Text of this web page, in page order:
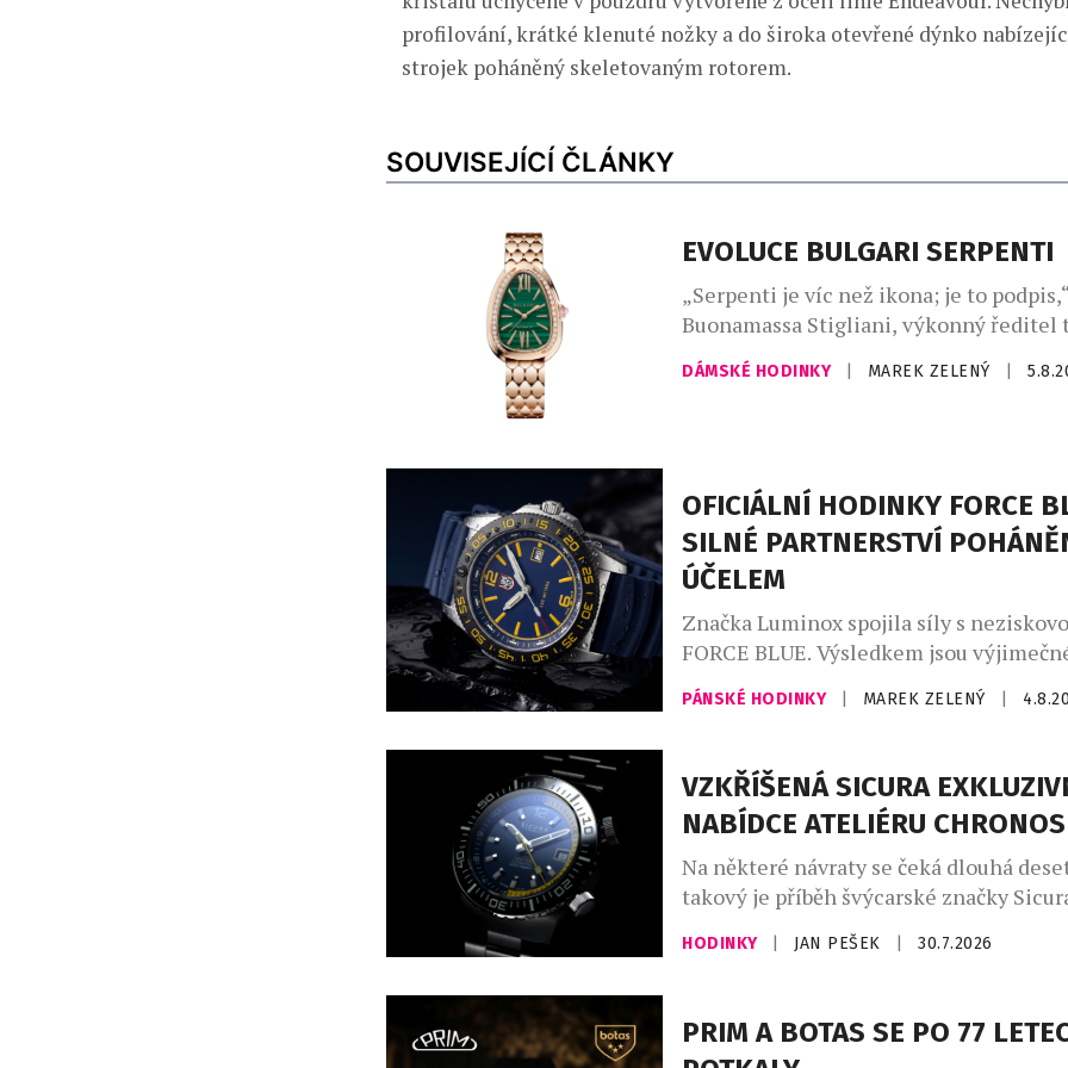
profilování, krátké klenuté nožky a do široka otevřené dýnko nabízející
strojek poháněný skeletovaným rotorem.
SOUVISEJÍCÍ ČLÁNKY
EVOLUCE BULGARI SERPENTI
„Serpenti je víc než ikona; je to
Buonamassa Stigliani, výkonný ředitel
produktů Bvlgari. Had se svým
dlouhodobě fascinuje klenotnický dům,
římských šperků, které nosila
znovu proměňuje […]
DÁMSKÉ HODINKY MAREK ZELENÝ
OFICIÁLNÍ HODINKY FORCE
SILNÉ PARTNERSTVÍ
ÚČELEM
Značka Luminox spojila síly s
FORCE BLUE. Výsledkem jsou
jejichž vznikem stojí elitní vojenští
dnes místo bojových operací zachraňují
byly od začátku do konce formovány
podněty vysloužilých členů Navy SEALs
ze speciálních jednotek. Jsou určeny
PÁNSKÉ HODINKY MAREK ZELENÝ
VZKŘÍŠENÁ SICURA
NABÍDCE ATELIÉRU
Na některé návraty se čeká dlouhá
takový je příběh švýcarské značky
se po 47 letech znovu objevuje na
mechanických hodinek. Pro sběratele je
Sicura totiž nikdy nebyla obyčejnou
značkou – byla symbolem odvahy
HODINKY JAN PEŠEK 30.7.2026
PRIM A BOTAS SE PO 77